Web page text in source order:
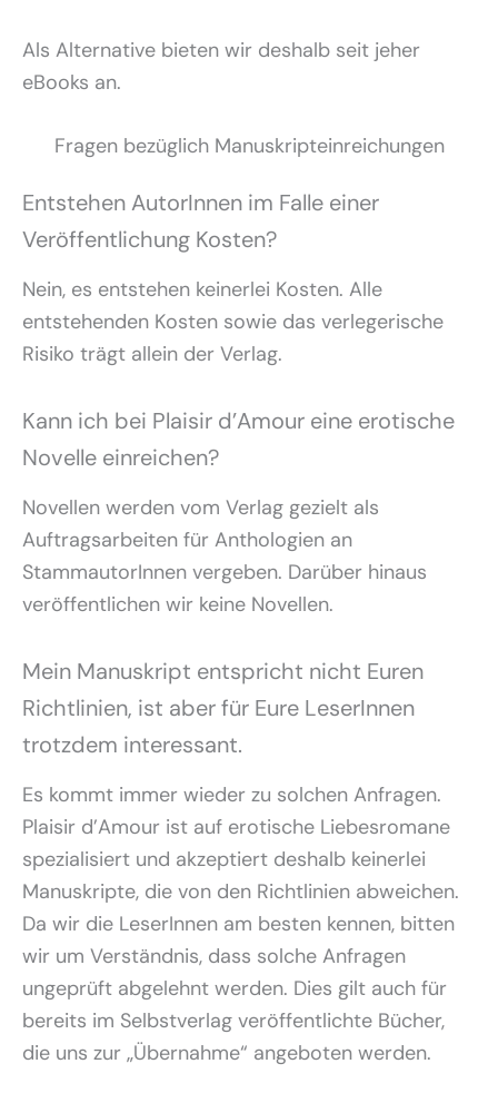
Als Alternative bieten wir deshalb seit jeher
eBooks an.
Fragen bezüglich Manuskripteinreichungen
Entstehen AutorInnen im Falle einer
Veröffentlichung Kosten?
Nein, es entstehen keinerlei Kosten. Alle
entstehenden Kosten sowie das verlegerische
Risiko trägt allein der Verlag.
Kann ich bei Plaisir d’Amour eine erotische
Novelle einreichen?
Novellen werden vom Verlag gezielt als
Auftragsarbeiten für Anthologien an
StammautorInnen vergeben. Darüber hinaus
veröffentlichen wir keine Novellen.
Mein Manuskript entspricht nicht Euren
Richtlinien, ist aber für Eure LeserInnen
trotzdem interessant.
Es kommt immer wieder zu solchen Anfragen.
Plaisir d’Amour ist auf erotische Liebesromane
spezialisiert und akzeptiert deshalb keinerlei
Manuskripte, die von den Richtlinien abweichen.
Da wir die LeserInnen am besten kennen, bitten
wir um Verständnis, dass solche Anfragen
ungeprüft abgelehnt werden. Dies gilt auch für
bereits im Selbstverlag veröffentlichte Bücher,
die uns zur „Übernahme“ angeboten werden.